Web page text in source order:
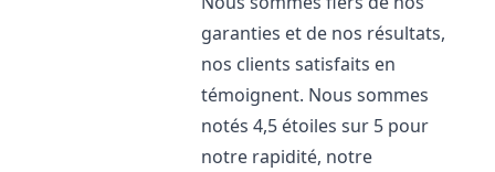
garanties et de nos résultats,
nos clients satisfaits en
témoignent. Nous sommes
notés 4,5 étoiles sur 5 pour
notre rapidité, notre